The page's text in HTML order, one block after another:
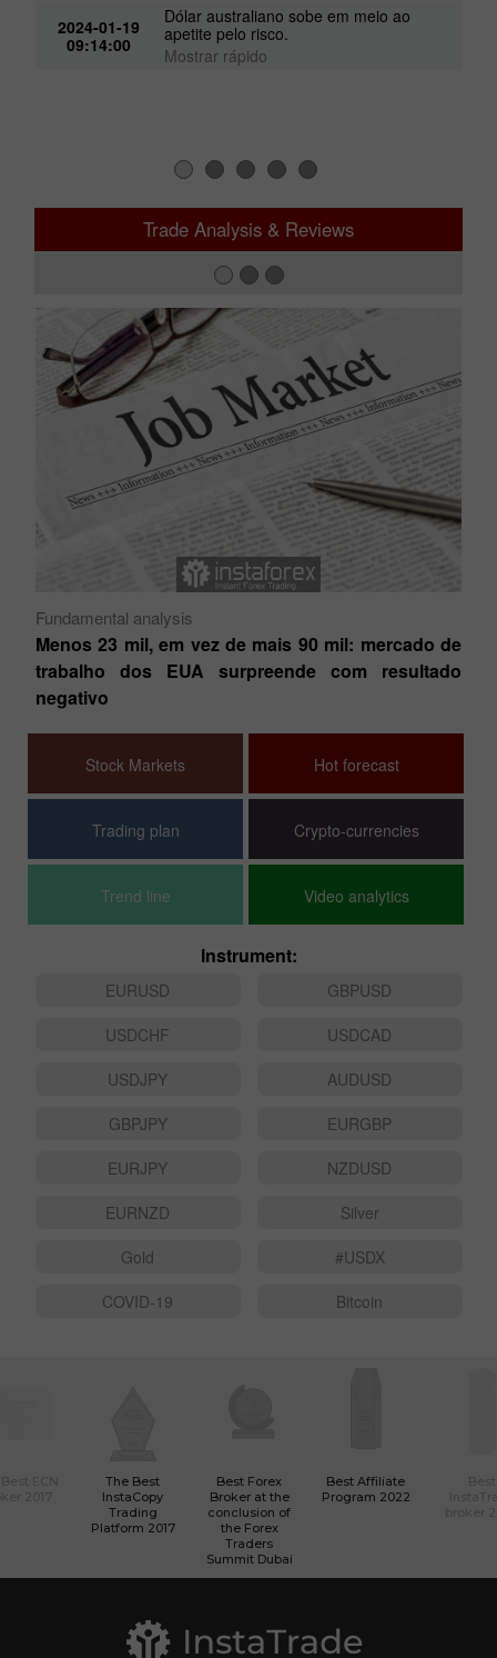
2024-01-19
09:14:00
Dólar australiano sobe em meio ao
apetite pelo risco.
Mostrar rápido
Trade Analysis & Reviews
Fundamental analysis
Menos 23 mil, em vez de mais 90 mil: mercado de
trabalho dos EUA surpreende com resultado
negativo
Stock Markets Hot forecast
Trading plan Crypto-currencies
Trend line Video analytics
Instrument:
EURUSD
GBPUSD
USDCHF
USDCAD
USDJPY
AUDUSD
GBPJPY
EURGBP
EURJPY
NZDUSD
EURNZD
Silver
Gold
#USDX
COVID-19
Bitcoin
The Best
InstaCopy
Trading
Platform 2017
Best Forex
Broker at the
conclusion of
the Forex
Traders
Summit Dubai
Best Affiliate
Program 2022